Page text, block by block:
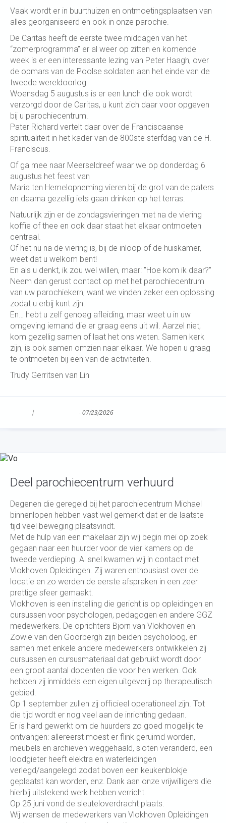
Vaak wordt er in buurthuizen en ontmoetingsplaatsen van
alles georganiseerd en ook in onze parochie.
De Caritas heeft de eerste twee middagen van het
“zomerprogramma” er al weer op zitten en komende
week is er een interessante lezing van Peter Haagh, over
de opmars van de Poolse soldaten aan het einde van de
tweede wereldoorlog.
Woensdag 5 augustus is er een lunch die ook wordt
verzorgd door de Caritas, u kunt zich daar voor opgeven
bij u parochiecentrum.
Pater Richard vertelt daar over de Franciscaanse
spiritualiteit in het kader van de 800ste sterfdag van de H.
Franciscus.
Of ga mee naar Meerseldreef waar we op donderdag 6
augustus het feest van
Maria ten Hemelopneming vieren bij de grot van de paters
en daarna gezellig iets gaan drinken op het terras.
Natuurlijk zijn er de zondagsvieringen met na de viering
koffie of thee en ook daar staat het elkaar ontmoeten
centraal.
Of het nu na de viering is, bij de inloop of de huiskamer,
weet dat u welkom bent!
En als u denkt, ik zou wel willen, maar: ”Hoe kom ik daar?”
Neem dan gerust contact op met het parochiecentrum
van uw parochiekern, want we vinden zeker een oplossing
zodat u erbij kunt zijn.
En… hebt u zelf genoeg afleiding, maar weet u in uw
omgeving iemand die er graag eens uit wil. Aarzel niet,
kom gezellig samen of laat het ons weten. Samen kerk
zijn, is ook samen omzien naar elkaar. We hopen u graag
te ontmoeten bij een van de activiteiten.
Trudy Gerritsen van Lin
/ - 07/23/2026
Deel parochiecentrum verhuurd
Degenen die geregeld bij het parochiecentrum Michael
binnenlopen hebben vast wel gemerkt dat er de laatste
tijd veel beweging plaatsvindt.
Met de hulp van een makelaar zijn wij begin mei op zoek
gegaan naar een huurder voor de vier kamers op de
tweede verdieping. Al snel kwamen wij in contact met
Vlokhoven Opleidingen. Zij waren enthousiast over de
locatie en zo werden de eerste afspraken in een zeer
prettige sfeer gemaakt.
Vlokhoven is een instelling die gericht is op opleidingen en
cursussen voor psychologen, pedagogen en andere GGZ
medewerkers. De oprichters Bjorn van Vlokhoven en
Zowie van den Goorbergh zijn beiden psycholoog, en
samen met enkele andere medewerkers ontwikkelen zij
cursussen en cursusmateriaal dat gebruikt wordt door
een groot aantal docenten die voor hen werken. Ook
hebben zij inmiddels een eigen uitgeverij op therapeutisch
gebied.
Op 1 september zullen zij officieel operationeel zijn. Tot
die tijd wordt er nog veel aan de inrichting gedaan.
Er is hard gewerkt om de huurders zo goed mogelijk te
ontvangen: allereerst moest er flink geruimd worden,
meubels en archieven weggehaald, sloten veranderd, een
loodgieter heeft elektra en waterleidingen
verlegd/aangelegd zodat boven een keukenblokje
geplaatst kan worden, enz. Dank aan onze vrijwilligers die
hierbij uitstekend werk hebben verricht.
Op 25 juni vond de sleuteloverdracht plaats.
Wij wensen de medewerkers van Vlokhoven Opleidingen